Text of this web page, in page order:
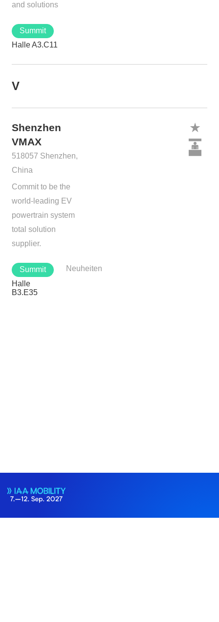
and solutions
Summit
Halle A3.C11
V
Shenzhen
VMAX
518057 Shenzhen,
China
Commit to be the
world-leading EV
powertrain system
total solution
supplier.
Neuheiten
Summit
Halle
B3.E35